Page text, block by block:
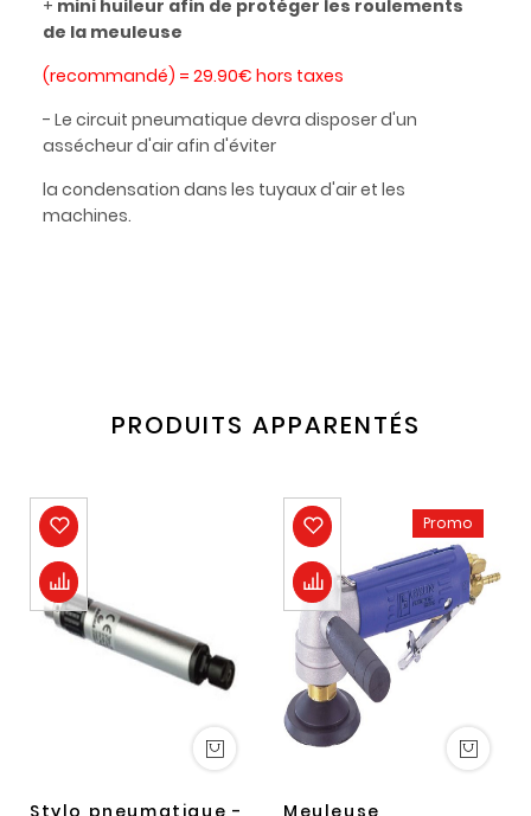
+ mini huileur afin de protéger les roulements
de la meuleuse
(recommandé) = 29.90€ hors taxes
- Le circuit pneumatique devra disposer d'un
assécheur d'air afin d'éviter
la condensation dans les tuyaux d'air et les
machines.
PRODUITS APPARENTÉS
Stylo pneumatique -
Promo
Meuleuse